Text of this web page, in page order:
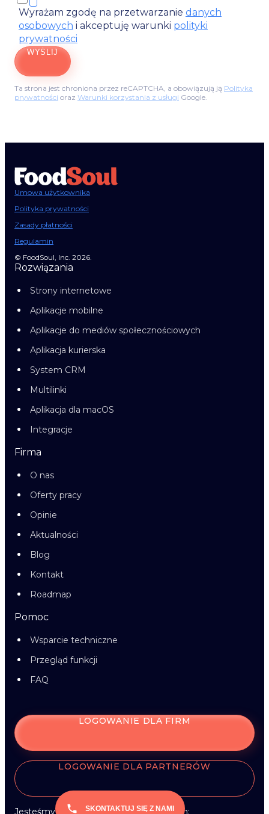
Wyrażam zgodę na przetwarzanie danych
osobowych i akceptuję warunki polityki
prywatności
WYŚLIJ
Ta strona jest chroniona przez reCAPTCHA, a obowiązują ją Polityka
prywatności oraz Warunki korzystania z usługi Google.
SKONTAKTUJ SIĘ Z NAMI
Umowa użytkownika
Polityka prywatności
Zasady płatności
Regulamin
© FoodSoul, Inc. 2026.
Rozwiązania
Strony internetowe
Aplikacje mobilne
Aplikacje do mediów społecznościowych
Aplikacja kurierska
System CRM
Multilinki
Aplikacja dla macOS
Integracje
Firma
O nas
Oferty pracy
Opinie
Aktualności
Blog
Kontakt
Roadmap
Pomoc
Wsparcie techniczne
Przegląd funkcji
FAQ
LOGOWANIE DLA FIRM
LOGOWANIE DLA PARTNERÓW
Jesteśmy w mediach społecznościowych: